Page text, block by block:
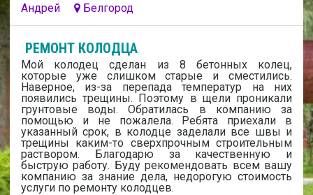
Андрей
Белгород
РЕМОНТ КОЛОДЦА
Мой колодец сделан из 8 бетонных колец,
которые уже слишком старые и сместились.
Наверное, из-за перепада температур на них
появились трещины. Поэтому в щели проникали
грунтовые воды. Обратилась в компанию за
помощью и не пожалела. Ребята приехали в
указанный срок, в колодце заделали все швы и
трещины каким-то сверхпрочным строительным
раствором. Благодарю за качественную и
быструю работу. Буду рекомендовать всем вашу
компанию за знание дела, недорогую стоимость
услуги по ремонту колодцев.